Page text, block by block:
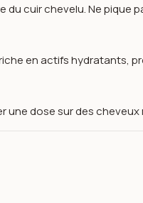
douceur 150ml -
du cuir chevelu. Ne pique
en actifs hydratants,
une dose sur des